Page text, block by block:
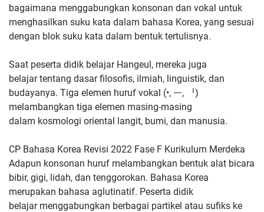
bagaimana menggabungkan konsonan dan vokal untuk
menghasilkan suku kata dalam bahasa Korea, yang sesuai
dengan blok suku kata dalam bentuk tertulisnya.
Saat peserta didik belajar Hangeul, mereka juga
belajartentang dasar filosofis, ilmiah, linguistik, dan
budayanya. Tiga elemen huruf vokal (•, ᅳ, ᅵ)
melambangkan tiga elemen masing-masing
dalam kosmologi oriental langit, bumi, dan manusia.
CP Bahasa Korea Revisi 2022 Fase F Kurikulum Merdeka
Adapun konsonan huruf melambangkan bentuk alat bicara
bibir, gigi, lidah, dan tenggorokan. Bahasa Korea
merupakan bahasa aglutinatif. Peserta didik
belajar menggabungkan berbagai partikel atau sufiks ke